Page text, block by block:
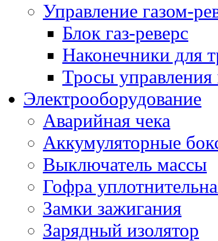
Управление газом-
Блок газ-реверс
Наконечники для
Тросы управления
Электрооборудование
Аварийная чека
Аккумуляторные
Выключатель массы
Гофра
Замки зажигания
Зарядный изолятор